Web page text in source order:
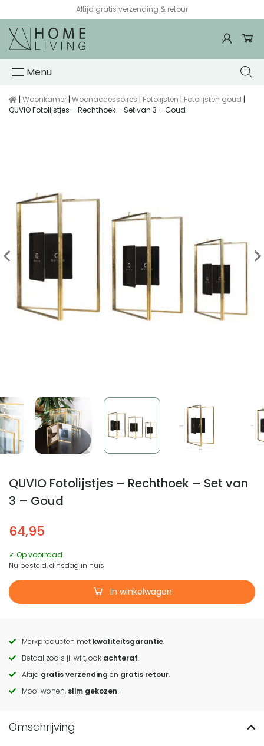
Altijd gratis verzending & retour
Menu
| Woonkamer | Woonaccessoires | Fotolijsten | Fotolijsten goud |
QUVIO Fotolijstjes – Rechthoek – Set van 3 – Goud
QUVIO Fotolijstjes – Rechthoek – Set van
3 – Goud
64,95
✓ Op voorraad
Nu besteld, dinsdag in huis
In winkelwagen
Call
to
actions
Merkproducten met kwaliteitsgarantie.
Betaal zoals jij wilt, ook achteraf.
Altijd gratis verzending én gratis retour.
Mooi wonen, slim gekozen!